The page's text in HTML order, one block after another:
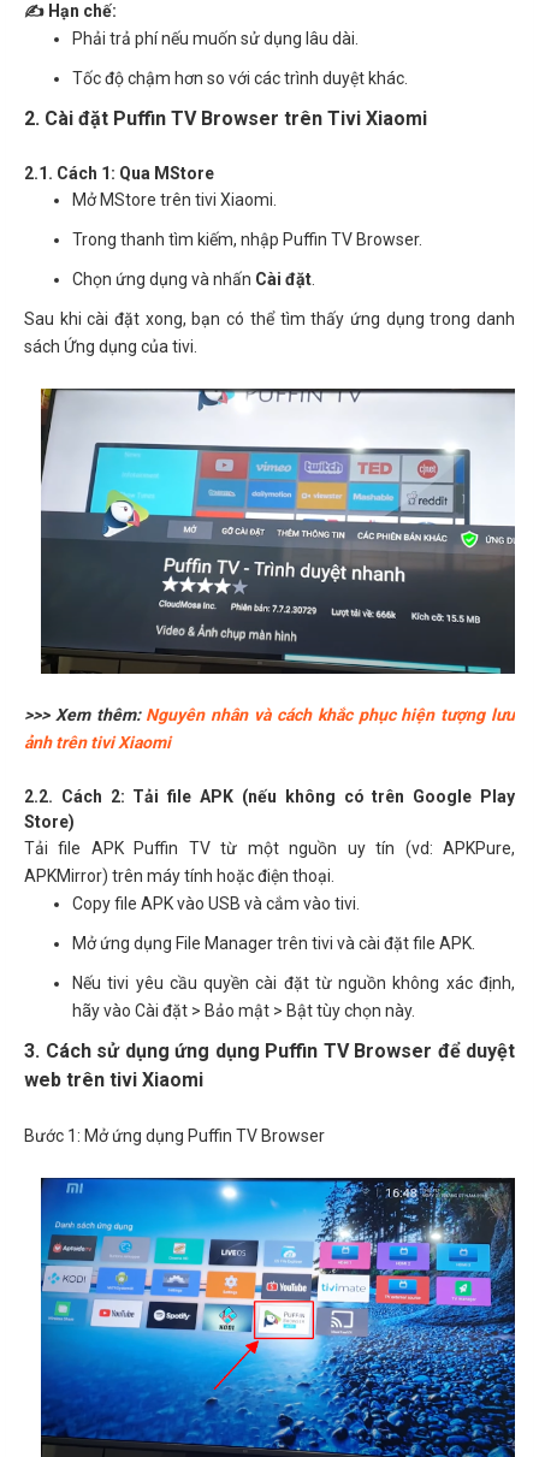
✍️ Hạn chế:
Phải trả phí nếu muốn sử dụng lâu dài.
Tốc độ chậm hơn so với các trình duyệt khác.
2. Cài đặt Puffin TV Browser trên Tivi Xiaomi
2.1. Cách 1: Qua MStore
Mở MStore trên tivi Xiaomi.
Trong thanh tìm kiếm, nhập Puffin TV Browser.
Chọn ứng dụng và nhấn Cài đặt
Sau khi cài đặt xong, bạn có thể tìm thấy ứng dụng trong danh
sách Ứng dụng của tivi.
>>> Xem thêm: Nguyên nhân và cách khắc phục hiện tượng lưu
ảnh trên tivi Xiaomi
2.2. Cách 2: Tải file APK (nếu không có trên Google Play
Store)
Tải file APK Puffin TV từ một nguồn uy tín (vd: APKPure,
APKMirror) trên máy tính hoặc điện thoại.
Copy file APK vào USB và cắm vào tivi.
Mở ứng dụng File Manager trên tivi và cài đặt file APK.
Nếu tivi yêu cầu quyền cài đặt từ nguồn không xác định,
hãy vào Cài đặt > Bảo mật > Bật tùy chọn này.
3. Cách sử dụng ứng dụng Puffin TV Browser để duyệt
web trên tivi Xiaomi
Bước 1: Mở ứng dụng Puffin TV Browser